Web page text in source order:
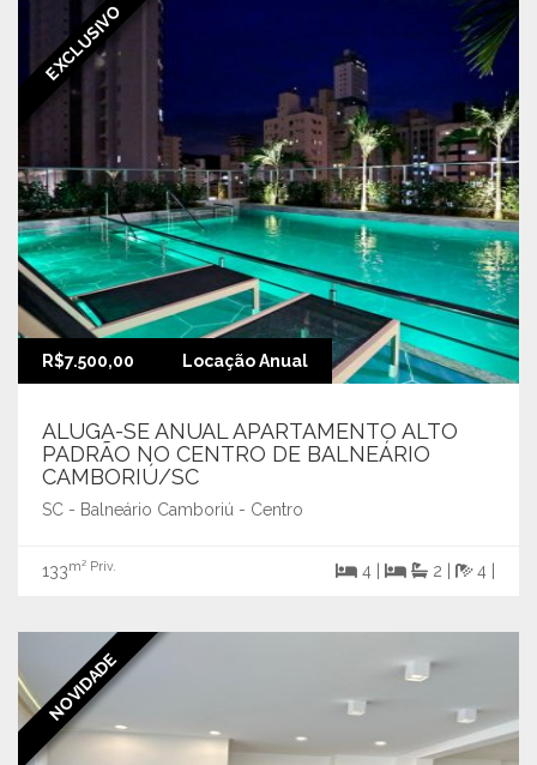
EXCLUSIVO
R$7.500,00 Locação Anual
ALUGA-SE ANUAL APARTAMENTO ALTO
PADRÃO NO CENTRO DE BALNEÁRIO
CAMBORIÚ/SC
SC - Balneário Camboriú - Centro
133m² Priv. 4 | 2 | 4 |
NOVIDADE